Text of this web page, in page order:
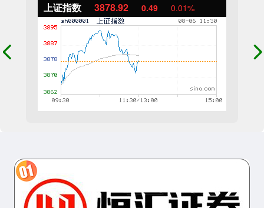
上证指数 3878.92 0.49 0.01%